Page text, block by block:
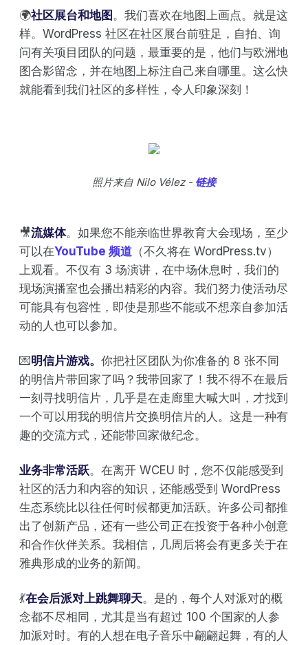
🌍社区展台和地图 。我们喜欢在地图上画点。就是这
样。WordPress 社区在社区展台前驻足，自拍、询
问有关项目团队的问题，最重要的是，他们与欧洲地
图合影留念，并在地图上标注自己来自哪里。这么快
就能看到我们社区的多样性，令人印象深刻！
照片来自 Nilo Vélez - 链接
🎥流媒体。如果您不能亲临世界教育大会现场，至少
可以在YouTube 频道 （不久将在 WordPress.tv）
上观看。不仅有 3 场演讲，在中场休息时，我们的
现场演播室也会播出精彩的内容。我们努力使活动尽
可能具有包容性，即使是那些不能或不想亲自参加活
动的人也可以参加。
💌明信片游戏。 你把社区团队为你准备的 8 张不同
的明信片带回家了吗？我带回家了！我不得不在最后
一刻寻找明信片，几乎是在走廊里大喊大叫，才找到
一个可以用我的明信片交换明信片的人。这是一种有
趣的交流方式，还能带回家做纪念。
业务非常活跃。在离开 WCEU 时，您不仅能感受到
社区的活力和内容的知识，还能感受到 WordPress
生态系统比以往任何时候都更加活跃。许多公司都推
出了创新产品，还有一些公司正在投资于各种小创意
和合作伙伴关系。我相信，几周后将会有更多关于在
雅典形成的业务的新闻。
💃在会后派对上跳舞聊天。是的，每个人对派对的概
念都不尽相同，尤其是当有超过 100 个国家的人参
加派对时。有的人想在电子音乐中翩翩起舞，有的人